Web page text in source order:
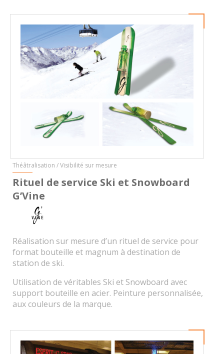
Théâtralisation / Visibilité sur mesure
Rituel de service Ski et Snowboard
G’Vine
Réalisation sur mesure d’un rituel de service pour
format bouteille et magnum à destination de
station de ski.
Utilisation de véritables Ski et Snowboard avec
support bouteille en acier. Peinture personnalisée,
aux couleurs de la marque.